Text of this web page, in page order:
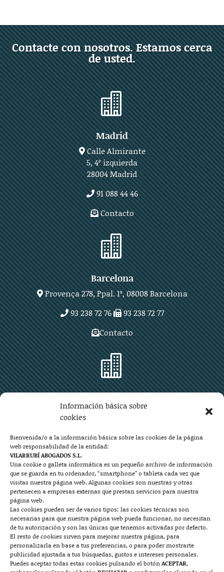
Información básica sobre
cookies
Bienvenida/o a la información básica sobre las cookies de la página
web responsabilidad de la entidad:
VILARRUBÍ ABOGADOS S.L.
Una cookie o galleta informática es un pequeño archivo de información
que se guarda en tu ordenador, “smartphone” o tableta cada vez que
visitas nuestra página web. Algunas cookies son nuestras y otras
pertenecen a empresas externas que prestan servicios para nuestra
página web.
Las cookies pueden ser de varios tipos: las cookies técnicas son
necesarias para que nuestra página web pueda funcionar, no necesitan
de tu autorización y son las únicas que tenemos activadas por defecto.
El resto de cookies sirven para mejorar nuestra página, para
personalizarla en base a tus preferencias, o para poder mostrarte
publicidad ajustada a tus búsquedas, gustos e intereses personales.
Puedes aceptar todas estas cookies pulsando el botónACEPTAR,
Contacte con nosotros. Estamos cerca
de usted.

Madrid
Calle Almirante
5, 4º izquierda
28004 Madrid
91 088 44 46
Contacto

Barcelona
Provença 278, Ppal. 1ª, 08008 Barcelona
93 238 72 76
93 238 72 77
Contacto

Plaza Aragón 10, planta 11ª, 50004 Zaragoza
Contacto

Mallorca
Josep Pla, n°6, 07400 Alcudia (Mallorca)
722 131 870
Contacto